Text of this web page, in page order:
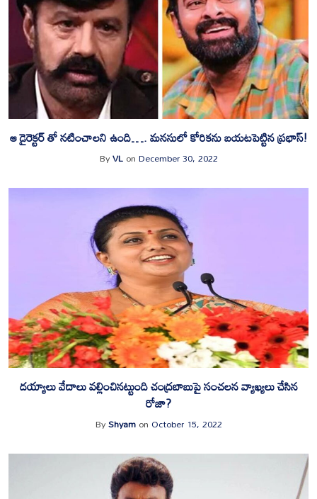
ఆ డైరెక్టర్ తో నటించాలని ఉంది…. మనసులో కోరికను బయటపెట్టిన ప్రభాస్!
ByVLonDecember 30, 2022
దయ్యాలు వేదాలు వల్లించినట్టుంది చంద్రబాబుపై సంచలన వ్యాఖ్యలు చేసిన
రోజా?
ByShyamon October 15, 2022